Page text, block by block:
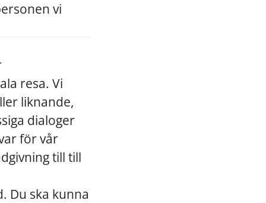
vi
resa. Vi
liknande,
dialoger
för vår
till till
Du ska kunna